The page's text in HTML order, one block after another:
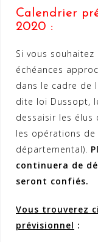
Calendrier
2020 :
Si vous
échéances
dans le cadre de
dite loi Dussopt,
dessaisir les élus
les opérations
départemental).
continuera de
seront confiés.
Vous trouverez
prévisionnel :